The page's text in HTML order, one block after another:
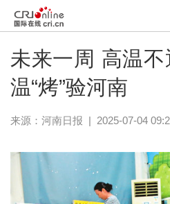
未来一周 高温
温“烤”验河南
来源： 河南日报 | 2025-07-04